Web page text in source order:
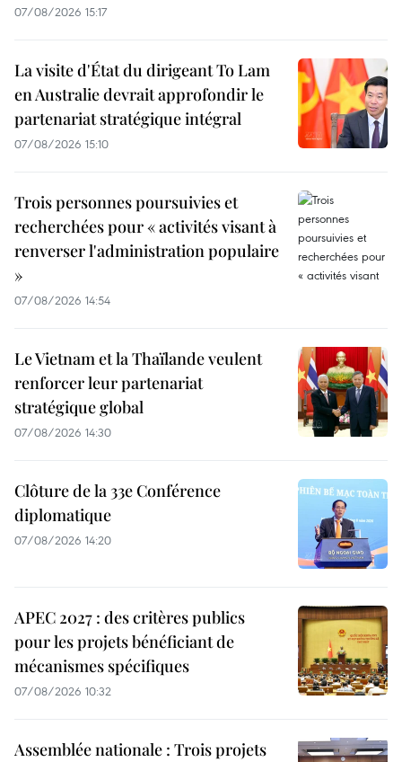
07/08/2026 15:17
La visite d'État du dirigeant To Lam
en Australie devrait approfondir le
partenariat stratégique intégral
07/08/2026 15:10
Trois personnes poursuivies et
recherchées pour « activités visant à
renverser l'administration populaire
»
07/08/2026 14:54
Le Vietnam et la Thaïlande veulent
renforcer leur partenariat
stratégique global
07/08/2026 14:30
Clôture de la 33e Conférence
diplomatique
07/08/2026 14:20
APEC 2027 : des critères publics
pour les projets bénéficiant de
mécanismes spécifiques
07/08/2026 10:32
Assemblée nationale : Trois projets